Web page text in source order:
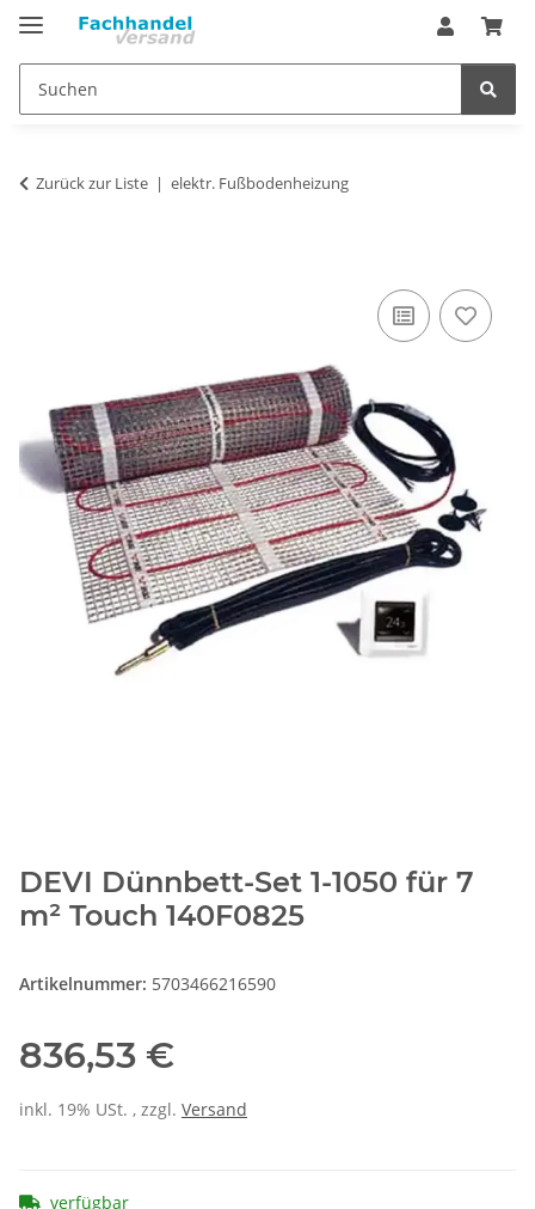
Zurück zur Liste elektr. Fußbodenheizung
DEVI Dünnbett-Set 1-1050 für 7
m² Touch 140F0825
Artikelnummer: 5703466216590
836,53 €
inkl. 19% USt. , zzgl. Versand
verfügbar